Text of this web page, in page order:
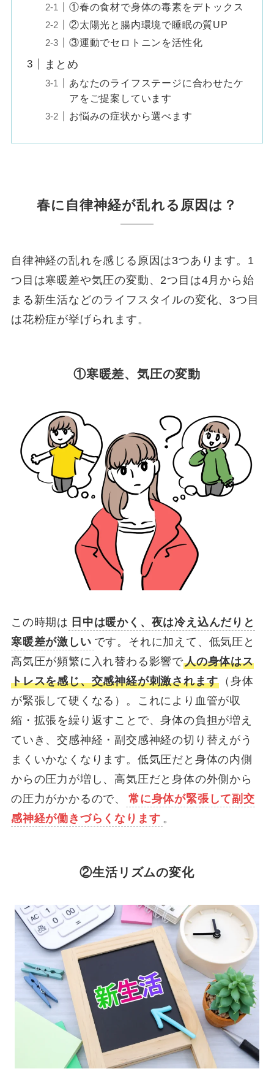
①春の食材で身体の毒素をデトックス
②太陽光と腸内環境で睡眠の質UP
③運動でセロトニンを活性化
まとめ
あなたのライフステージに合わせたケ
アをご提案しています
お悩みの症状から選べます
春に自律神経が乱れる原因は？
自律神経の乱れを感じる原因は3つあります。1
つ目は寒暖差や気圧の変動、2つ目は4月から始
まる新生活などのライフスタイルの変化、3つ目
は花粉症が挙げられます。
①寒暖差、気圧の変動
この時期は 日中は暖かく、夜は冷え込んだりと
寒暖差が激しい です。それに加えて、低気圧と
高気圧が頻繁に入れ替わる影響で人の身体はス
トレスを感じ、交感神経が刺激されます （身体
が緊張して硬くなる）。これにより血管が収
縮・拡張を繰り返すことで、身体の負担が増え
ていき、交感神経・副交感神経の切り替えがう
まくいかなくなります。低気圧だと身体の内側
からの圧力が増し、高気圧だと身体の外側から
の圧力がかかるので、
常に身体が緊張して副交
感神経が働きづらくなります 。
②生活リズムの変化